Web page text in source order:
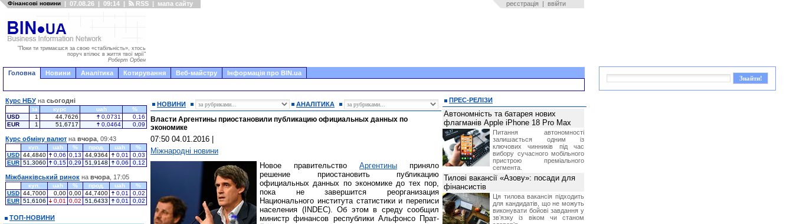
Фінансові новини | 07.08.26 | 09:14 | RSS | мапа сайту реєстрація | ввійти
"Поки ти тримаєшся за свою «стабільність», хтось
поруч втілює в життя твої мрії"
Роберт Орбен
Головна Новини Аналітика Котирування Веб-майстру Інформація про BIN.ua
НОВИНИ АНАЛІТИКА
Власти Аргентины приостановили публикацию официальных данных по
экономике
07:50 04.01.2016
Міжнародні новини
Новое правительство Аргентины приняло
решение приостановить публикацию
официальных данных по экономике до тех пор,
пока не завершится реорганизация
Национального института статистики и переписи
населения (INDEC). Об этом в среду сообщил
министр финансов республики Альфонсо Прат-
Курс НБУ на сьогодні
за курс uah
%
USD
1 44,7626 0,0731
0,16
EUR
1 51,6717 0,0464 0,09
Курс обміну валют на вчора , 09:43
куп. uah % прод. uah
%
USD 44,4840 0,06 0,13 44,9364 0,01
0,03
EUR 51,3060 0,15 0,29 51,9148 0,06 0,12
Міжбанківський ринок на вчора , 17:05
куп. uah % прод. uah
%
USD 44,7000 0,00 0,00 44,7400 0,01
0,02
EUR 51,6106 0,01 0,02 51,6433 0,01 0,02
ТОП-НОВИНИ
ПРЕС-РЕЛІЗИ
Автономність та батарея нових
флагманів Apple iPhone 18 Pro Max
Питання автономності
залишається одним із
ключових чинників під час
вибору сучасного мобільного
пристрою преміального
сегмента.
Тилові вакансії «Азову»: посади для
фінансистів
Ця тилова вакансія підходить
для кандидатів, що не можуть
виконувати бойові завдання у
звʼязку із віком чи станом